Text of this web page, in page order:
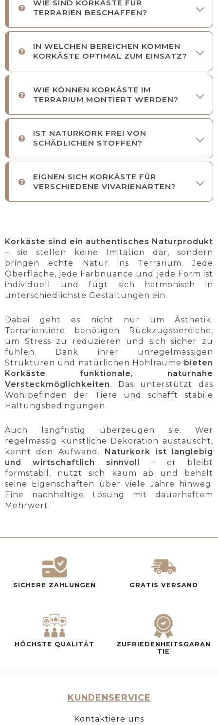
WIE SIND KORKÄSTE FÜR
TERRARIEN BESCHAFFEN?
IN WELCHEN BEREICHEN KOMMEN
KORKÄSTE OPTIMAL ZUM EINSATZ?
WIE KÖNNEN KORKÄSTE IM
TERRARIUM MONTIERT WERDEN?
IST NATURKORK FREI VON
SCHÄDLICHEN STOFFEN?
EIGNEN SICH KORKÄSTE FÜR
VERSCHIEDENE VIVARIENARTEN?
Korkäste sind ein authentisches Naturprodukt
– sie stellen keine Imitation dar, sondern
bringen echte Natur ins Terrarium. Jede
Oberfläche, jede Farbnuance und jede Form ist
individuell und fügt sich harmonisch in
unterschiedlichste Gestaltungen ein.
Dabei geht es nicht nur um Ästhetik.
Terrarientiere benötigen Rückzugsbereiche,
um Stress zu reduzieren und sich sicher zu
fühlen. Dank ihrer unregelmässigen
Strukturen und natürlichen Hohlräume bieten
Korkäste funktionale, naturnahe
Versteckmöglichkeiten. Das unterstützt das
Wohlbefinden der Tiere und schafft stabile
Haltungsbedingungen.
Auch langfristig überzeugen sie. Wer
regelmässig künstliche Dekoration austauscht,
kennt den Aufwand.
Naturkork ist langlebig
und wirtschaftlich sinnvoll
– er bleibt
formstabil, nutzt sich kaum ab und behält
seine Eigenschaften über viele Jahre hinweg.
Eine nachhaltige Lösung mit dauerhaftem
Mehrwert.
SICHERE ZAHLUNGEN GRATIS VERSAND
HÖCHSTE QUALITÄT
ZUFRIEDENHEITSGARAN
TIE
KUNDENSERVICE
Kontaktiere uns